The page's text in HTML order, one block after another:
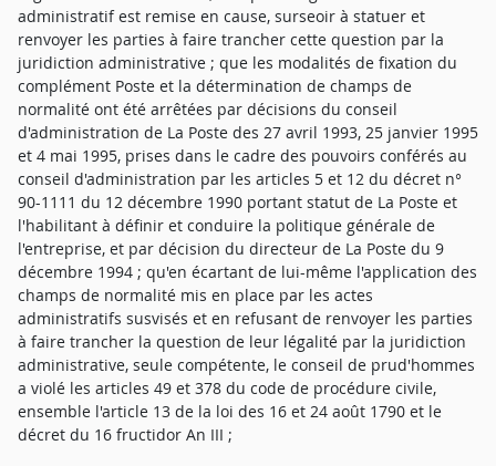
administratif est remise en cause, surseoir à statuer et
renvoyer les parties à faire trancher cette question par la
juridiction administrative ; que les modalités de fixation du
complément Poste et la détermination de champs de
normalité ont été arrêtées par décisions du conseil
d'administration de La Poste des 27 avril 1993, 25 janvier 1995
et 4 mai 1995, prises dans le cadre des pouvoirs conférés au
conseil d'administration par les articles 5 et 12 du décret n°
90-1111 du 12 décembre 1990 portant statut de La Poste et
l'habilitant à définir et conduire la politique générale de
l'entreprise, et par décision du directeur de La Poste du 9
décembre 1994 ; qu'en écartant de lui-même l'application des
champs de normalité mis en place par les actes
administratifs susvisés et en refusant de renvoyer les parties
à faire trancher la question de leur légalité par la juridiction
administrative, seule compétente, le conseil de prud'hommes
a violé les articles 49 et 378 du code de procédure civile,
ensemble l'article 13 de la loi des 16 et 24 août 1790 et le
décret du 16 fructidor An III ;